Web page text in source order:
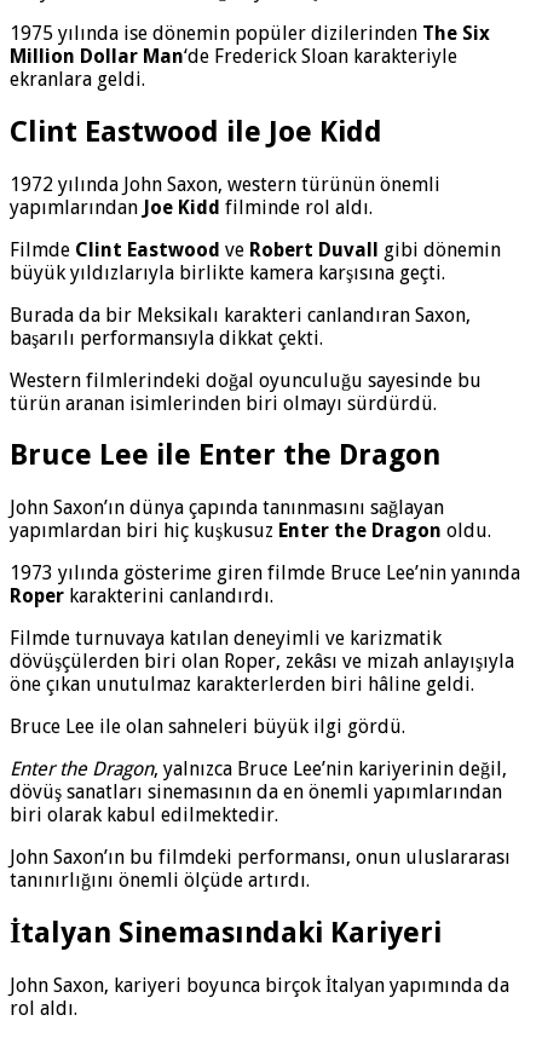
1975 yılında ise dönemin popüler dizilerinden The Six
Million Dollar Man‘de Frederick Sloan karakteriyle
ekranlara geldi.
Clint Eastwood ile Joe Kidd
1972 yılında John Saxon, western türünün önemli
yapımlarından Joe Kidd filminde rol aldı.
Filmde Clint Eastwood ve Robert Duvall gibi dönemin
büyük yıldızlarıyla birlikte kamera karşısına geçti.
Burada da bir Meksikalı karakteri canlandıran Saxon,
başarılı performansıyla dikkat çekti.
Western filmlerindeki doğal oyunculuğu sayesinde bu
türün aranan isimlerinden biri olmayı sürdürdü.
Bruce Lee ile Enter the Dragon
John Saxon’ın dünya çapında tanınmasını sağlayan
yapımlardan biri hiç kuşkusuz Enter the Dragon oldu.
1973 yılında gösterime giren filmde Bruce Lee’nin yanında
Roper karakterini canlandırdı.
Filmde turnuvaya katılan deneyimli ve karizmatik
dövüşçülerden biri olan Roper, zekâsı ve mizah anlayışıyla
öne çıkan unutulmaz karakterlerden biri hâline geldi.
Bruce Lee ile olan sahneleri büyük ilgi gördü.
Enter the Dragon, yalnızca Bruce Lee’nin kariyerinin değil,
dövüş sanatları sinemasının da en önemli yapımlarından
biri olarak kabul edilmektedir.
John Saxon’ın bu filmdeki performansı, onun uluslararası
tanınırlığını önemli ölçüde artırdı.
İtalyan Sinemasındaki Kariyeri
John Saxon, kariyeri boyunca birçok İtalyan yapımında da
rol aldı.